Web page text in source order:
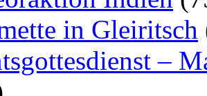
in Gleiritsch
–